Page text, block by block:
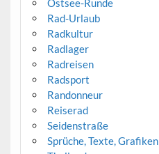
Ostsee-Runde
Rad-Urlaub
Radkultur
Radlager
Radreisen
Radsport
Randonneur
Reiserad
Seidenstraße
Sprüche, Texte, Grafiken